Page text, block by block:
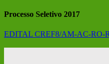
Processo Seletivo 2017
EDITAL CREF8/AM-AC-RO-